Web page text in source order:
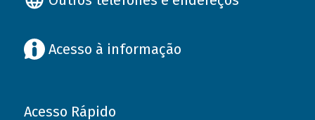
Acesso à informação
Acesso Rápido